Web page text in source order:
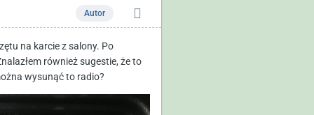
Autor
na karcie z salony. Po
również sugestie, że to
wysunąć to radio?